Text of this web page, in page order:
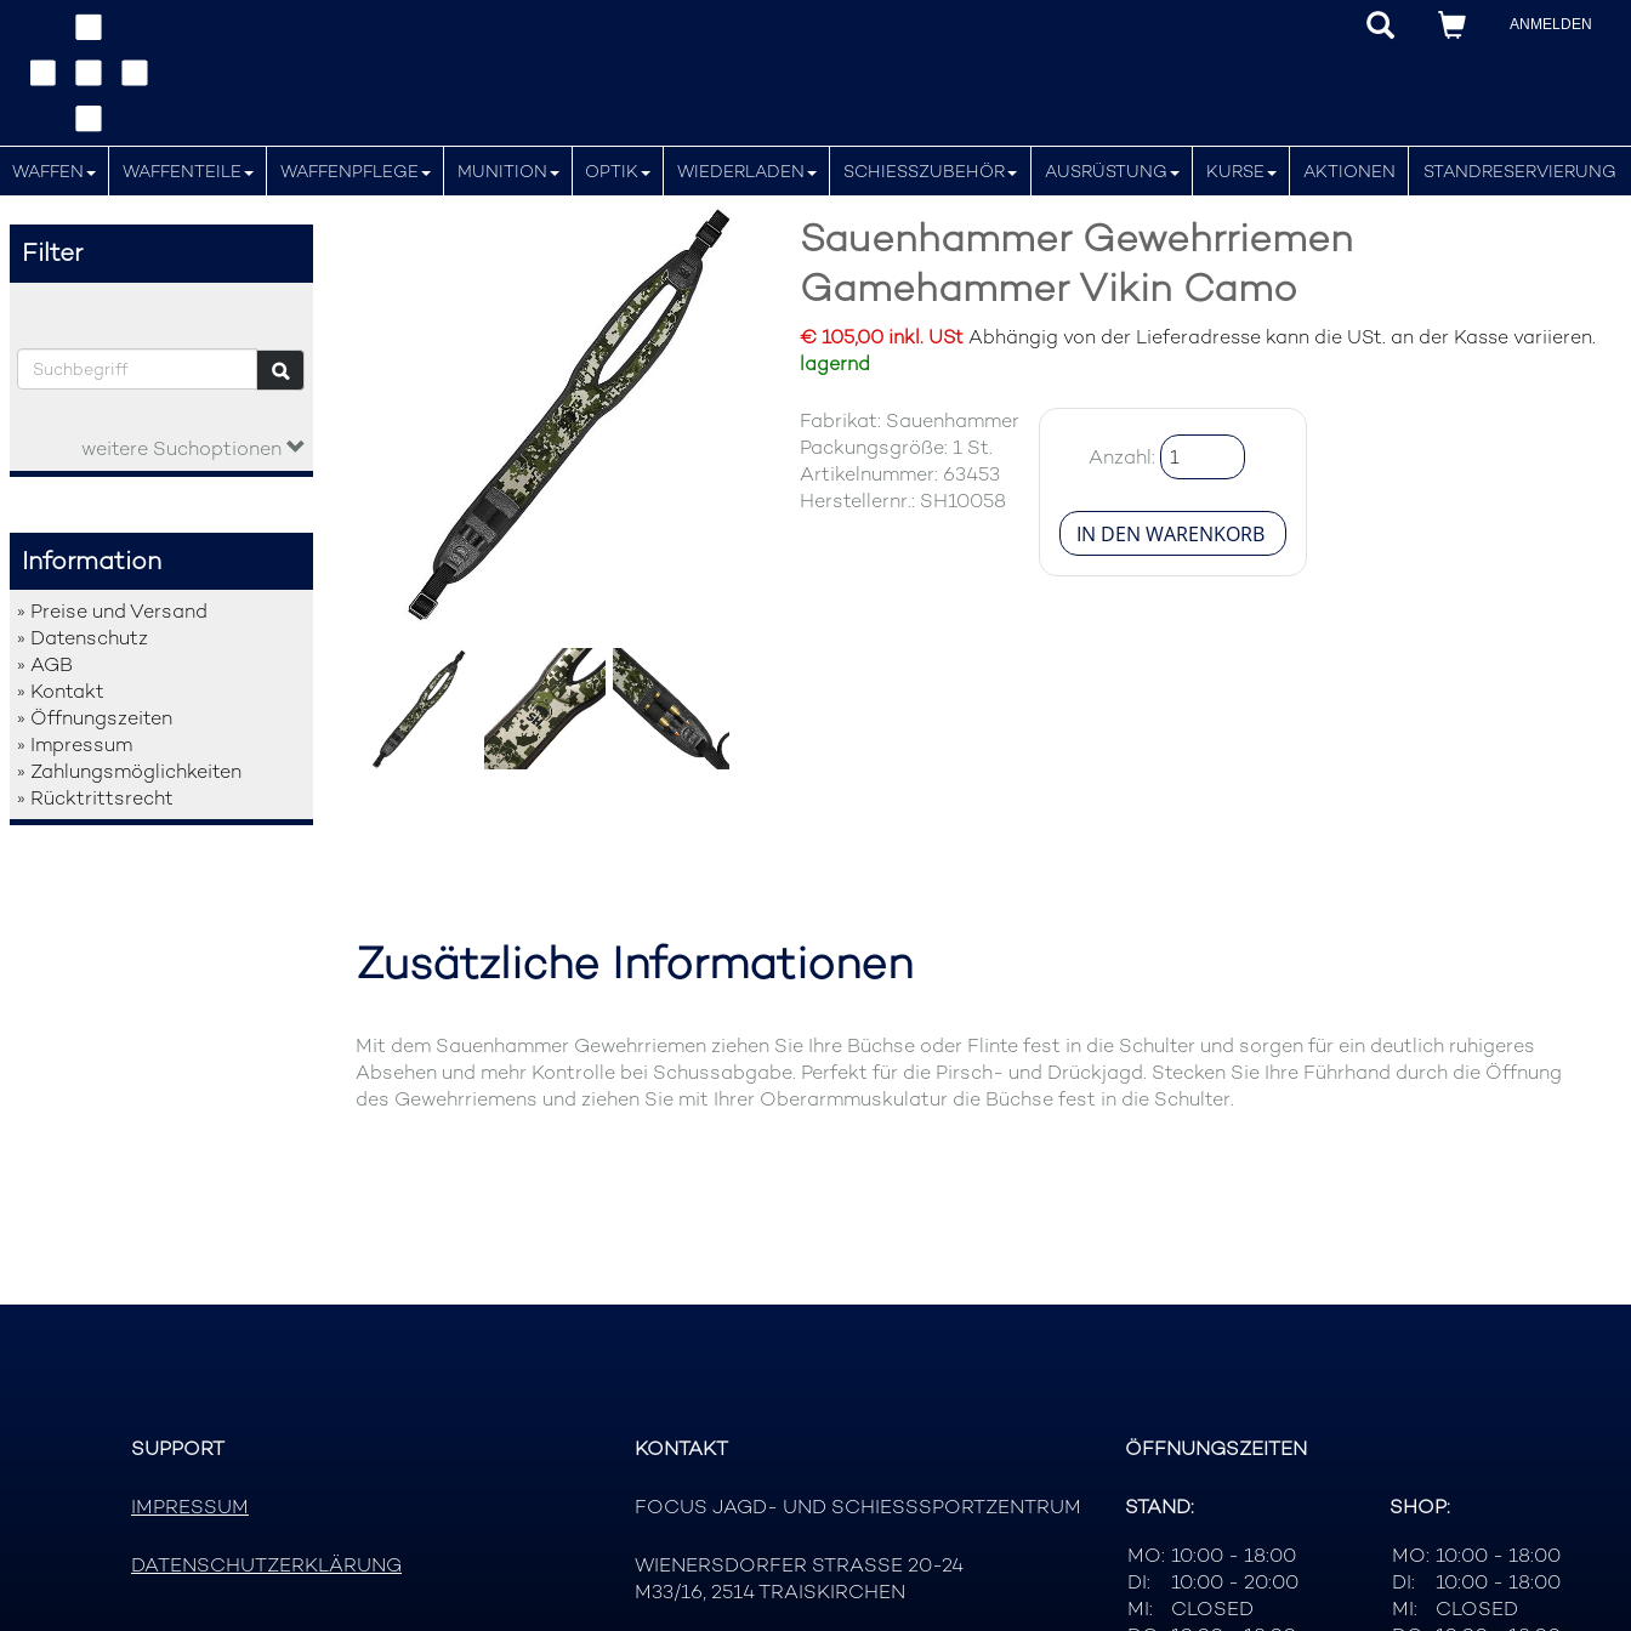
ANMELDEN
WAFFEN WAFFENTEILE WAFFENPFLEGE MUNITION OPTIK WIEDERLADEN SCHIESSZUBEHÖR AUSRÜSTUNG KURSE AKTIONEN STANDRESERVIERUNG
Filter
weitere Suchoptionen
Information
» Preise und Versand
» Datenschutz
» AGB
» Kontakt
» Öffnungszeiten
» Impressum
» Zahlungsmöglichkeiten
» Rücktrittsrecht
Sauenhammer Gewehrriemen
Gamehammer Vikin Camo
€ 105,00 inkl. UStAbhängig von der Lieferadresse kann die USt. an der Kasse variieren.
lagernd
Fabrikat: Sauenhammer
Packungsgröße: 1 St.
Artikelnummer: 63453
Herstellernr.: SH10058
Anzahl:
Zusätzliche Informationen
Mit dem Sauenhammer Gewehrriemen ziehen Sie Ihre Büchse oder Flinte fest in die Schulter und sorgen für ein deutlich ruhigeres
Absehen und mehr Kontrolle bei Schussabgabe. Perfekt für die Pirsch- und Drückjagd. Stecken Sie Ihre Führhand durch die Öffnung
des Gewehrriemens und ziehen Sie mit Ihrer Oberarmmuskulatur die Büchse fest in die Schulter.
SUPPORT
IMPRESSUM
DATENSCHUTZERKLÄRUNG
KONTAKT
FOCUS JAGD- UND SCHIESSSPORTZENTRUM
WIENERSDORFER STRASSE 20-24
M33/16, 2514 TRAISKIRCHEN
ÖFFNUNGSZEITEN
STAND:
MO: 10:00 - 18:00
DI:
10:00 - 20:00
MI:
CLOSED
SHOP:
MO: 10:00 - 18:00
DI:
10:00 - 18:00
MI:
CLOSED